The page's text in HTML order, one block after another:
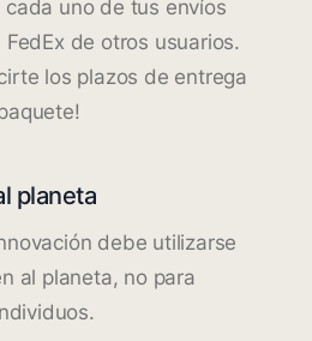
cada uno de tus envíos
de otros usuarios.
los plazos de entrega
planeta
debe utilizarse
al planeta, no para